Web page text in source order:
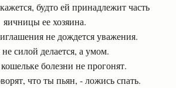
будто ей принадлежит часть
яичницы ее хозяина.
не дождется уважения.
силой делается, а умом.
болезни не прогонят.
что ты пьян, - ложись спать.